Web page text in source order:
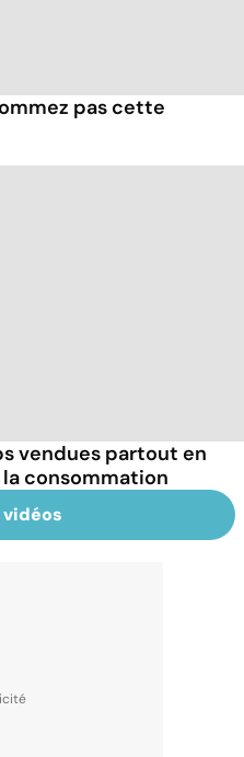
pas cette
vendues partout en
consommation
vidéos